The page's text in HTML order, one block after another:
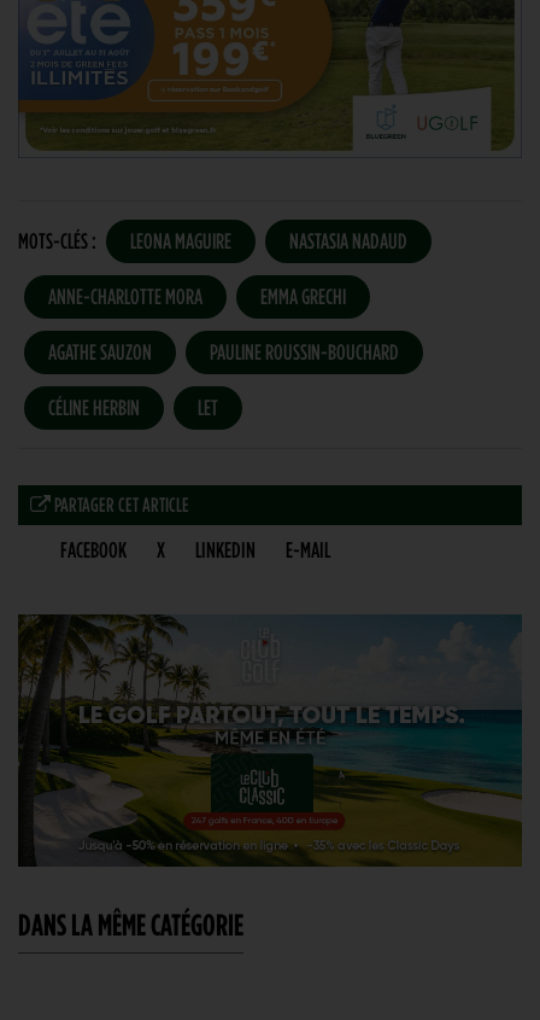
MOTS-CLÉS : LEONA MAGUIRE NASTASIA NADAUD
ANNE-CHARLOTTE MORA EMMA GRECHI
AGATHE SAUZON PAULINE ROUSSIN-BOUCHARD
CÉLINE HERBIN LET
PARTAGER CET ARTICLE
FACEBOOK X LINKEDIN E-MAIL
DANS LA MÊME CATÉGORIE